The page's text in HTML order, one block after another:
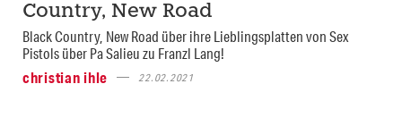
Country, New Road
Black Country, New Road über ihre Lieblingsplatten von Sex
Pistols über Pa Salieu zu Franzl Lang!
christian ihle
22.02.2021